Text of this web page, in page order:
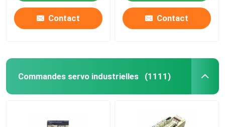
Contact Contact
Commandes servo industrielles (1111)